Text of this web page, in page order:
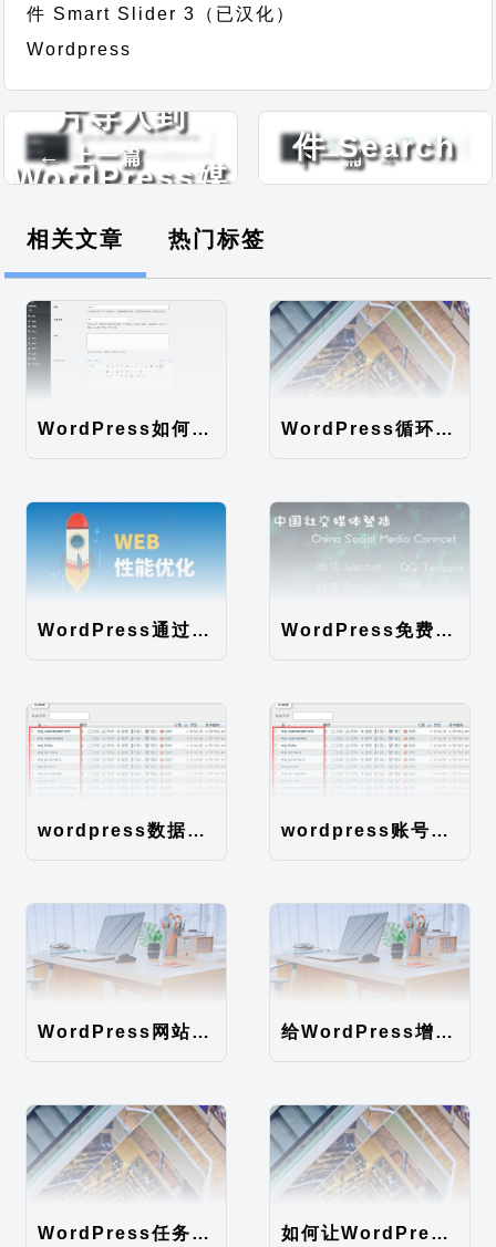
件 Smart Slider 3（已汉化）
Wordpress
← 上一篇
将FTP上传的图
片导入到
WordPress媒
体库插件 （已
汉化）
下一篇 →
WordPress搜
索统计分析插
件 Search
汉化）
相关文章 热门标签
WordPress如何在分类自定义字段添加默认编辑器 WordPress循环描述调用无法限制字数，直接显示全文问题解决
WordPress通过伪静态规则提高静态文件的读取速度 WordPress免费第三方登录插件Mark Social SSO
wordpress数据库表说明 wordpress账号密码如何直接在数据库修改
WordPress网站地图（sitemap）性能优化 给WordPress增加时间因子
WordPress任务计划异步执行（WordPress后台速度优化） 如何让WordPress支持中文注册